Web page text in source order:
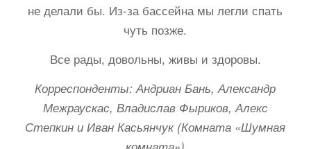
не делали бы. Из-за бассейна мы легли спать
чуть позже.
Все рады, довольны, живы и здоровы.
Корреспонденты: Андриан Бань, Александр
Межраускас, Владислав Фыриков, Алекс
Степкин и Иван Касьянчук (Комната «Шумная